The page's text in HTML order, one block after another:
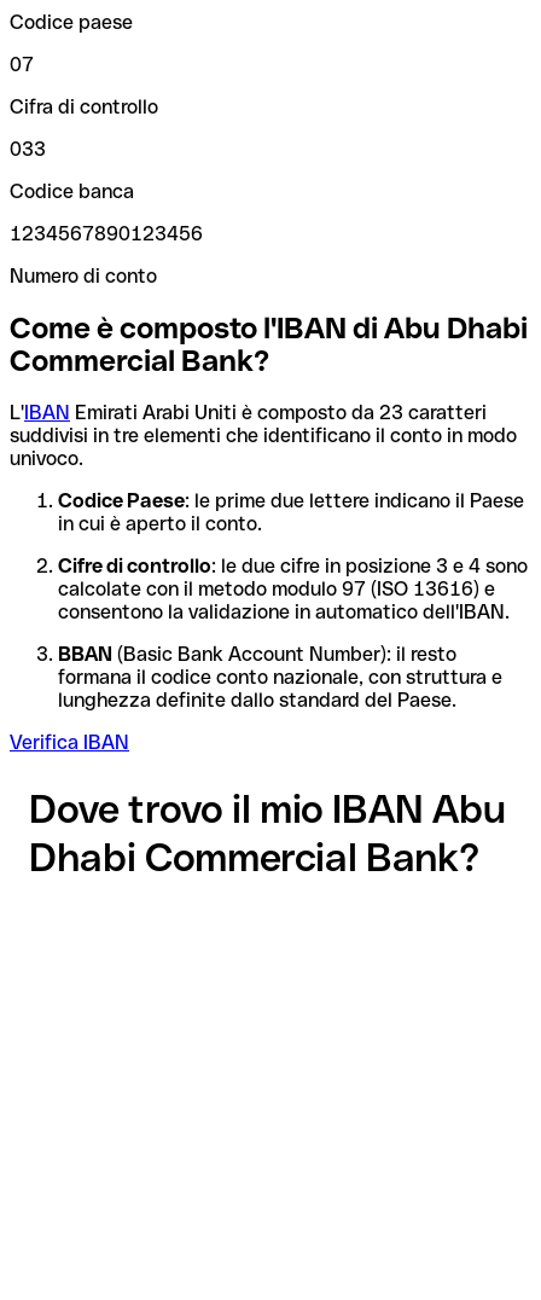
Codice paese
07
Cifra di controllo
033
Codice banca
1234567890123456
Numero di conto
Come è composto l'IBAN di Abu Dhabi
Commercial Bank?
L'IBAN Emirati Arabi Uniti è composto da 23 caratteri
suddivisi in tre elementi che identificano il conto in modo
univoco.
Codice Paese: le prime due lettere indicano il Paese
in cui è aperto il conto.
Cifre di controllo: le due cifre in posizione 3 e 4 sono
calcolate con il metodo modulo 97 (ISO 13616) e
consentono la validazione in automatico dell'IBAN.
BBAN (Basic Bank Account Number): il resto
formana il codice conto nazionale, con struttura e
lunghezza definite dallo standard del Paese.
Verifica IBAN
Dove trovo il mio IBAN Abu
Dhabi Commercial Bank?